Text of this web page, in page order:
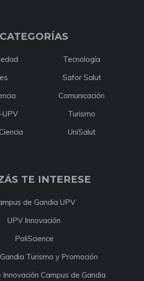
CATEGORÍAS
Tecnología
Safor Salut
Comunicación
UPV
Turismo
UniSalut
TE INTERESE
de Gandia UPV
UPV Innovación
PoliScience
Turismo y Promoción
Campus de Gandia